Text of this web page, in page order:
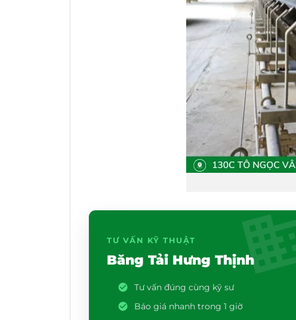
TƯ VẤN KỸ THUẬT
Băng Tải Hưng Thịnh
Tư vấn đúng cùng kỹ sư
Báo giá nhanh trong 1 giờ